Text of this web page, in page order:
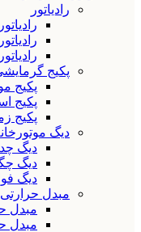
رادیاتور
پکیج
پکیج
پکیج
پکیج
دیگ
دیگ
دیگ
دیگ
مبدل حرارتی
مبدل
مبدل